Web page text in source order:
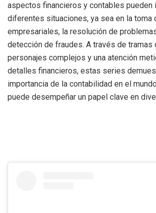
aspectos financieros y contables pueden
diferentes situaciones, ya sea en la toma
empresariales, la resolución de
detección de fraudes. A través de tramas
personajes complejos y una atención
detalles financieros, estas series
importancia de la contabilidad en el
puede desempeñar un papel clave en